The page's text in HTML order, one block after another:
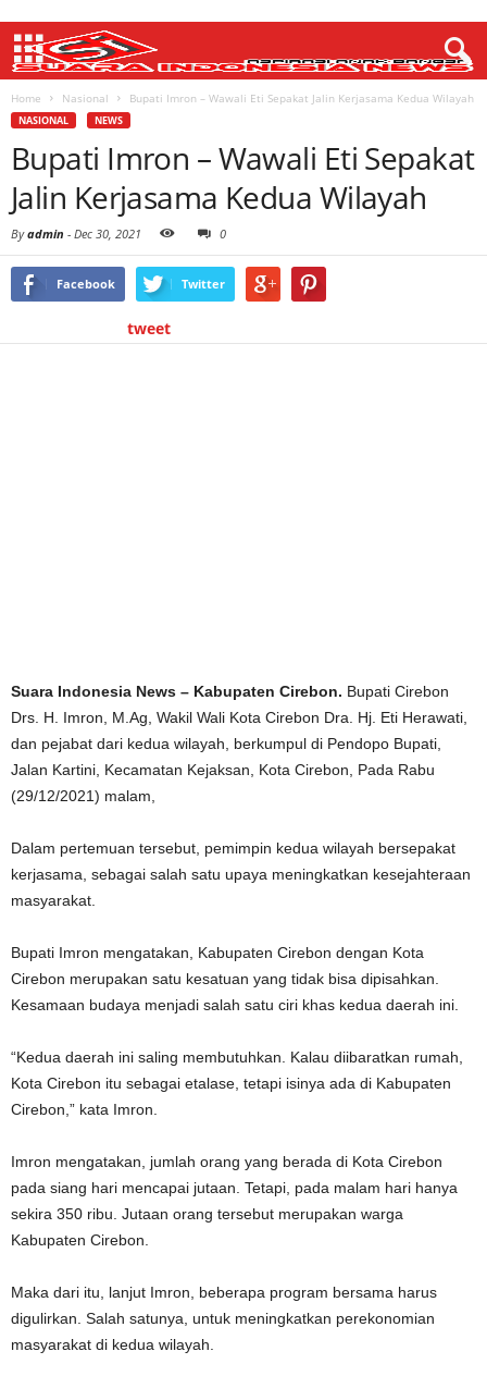
Home Nasional Bupati Imron – Wawali Eti Sepakat Jalin Kerjasama Kedua Wilayah
NASIONAL NEWS
Bupati Imron – Wawali Eti Sepakat
Jalin Kerjasama Kedua Wilayah
Byadmin - Dec 30, 2021 0
Facebook Twitter
tweet
Suara Indonesia News – Kabupaten Cirebon. Bupati Cirebon
Drs. H. Imron, M.Ag, Wakil Wali Kota Cirebon Dra. Hj. Eti Herawati,
dan pejabat dari kedua wilayah, berkumpul di Pendopo Bupati,
Jalan Kartini, Kecamatan Kejaksan, Kota Cirebon, Pada Rabu
(29/12/2021) malam,
Dalam pertemuan tersebut, pemimpin kedua wilayah bersepakat
kerjasama, sebagai salah satu upaya meningkatkan kesejahteraan
masyarakat.
Bupati Imron mengatakan, Kabupaten Cirebon dengan Kota
Cirebon merupakan satu kesatuan yang tidak bisa dipisahkan.
Kesamaan budaya menjadi salah satu ciri khas kedua daerah ini.
“Kedua daerah ini saling membutuhkan. Kalau diibaratkan rumah,
Kota Cirebon itu sebagai etalase, tetapi isinya ada di Kabupaten
Cirebon,” kata Imron.
Imron mengatakan, jumlah orang yang berada di Kota Cirebon
pada siang hari mencapai jutaan. Tetapi, pada malam hari hanya
sekira 350 ribu. Jutaan orang tersebut merupakan warga
Kabupaten Cirebon.
Maka dari itu, lanjut Imron, beberapa program bersama harus
digulirkan. Salah satunya, untuk meningkatkan perekonomian
masyarakat di kedua wilayah.